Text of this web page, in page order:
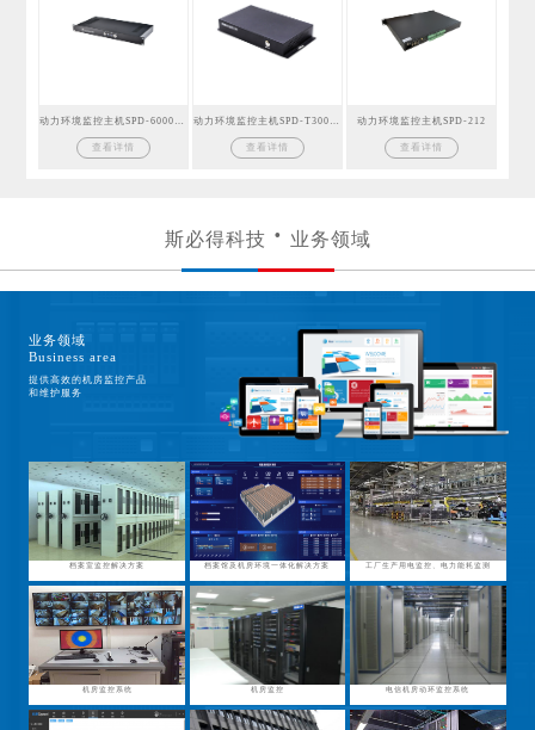
查看详情 查看详情
动力环境监控主机SPD-212
查看详情
斯必得科技 业务领域
业务领域
Business area
提供高效的机房监控产品
和维护服务
档案室监控解决方案 档案馆及机房环境一体化解决方案 工厂生产用电监控、电力能耗监测
机房监控系统 机房监控 电信机房动环监控系统